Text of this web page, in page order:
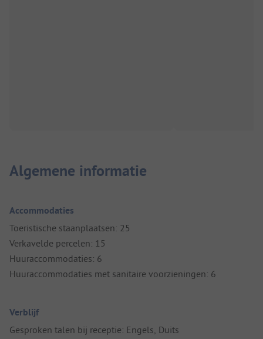
Algemene informatie
Accommodaties
Toeristische staanplaatsen: 25
Verkavelde percelen: 15
Huuraccommodaties: 6
Huuraccommodaties met sanitaire voorzieningen: 6
Verblijf
Gesproken talen bij receptie: Engels, Duits